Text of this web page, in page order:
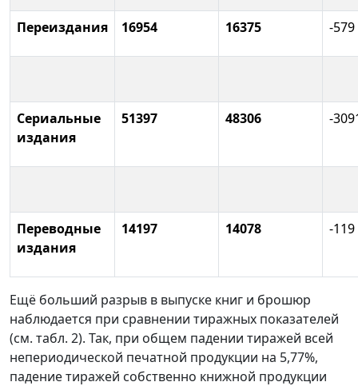
Переиздания 16954 16375 -579
Сериальные
издания
51397 48306 -
Переводные
издания
14197 14078 -119
Ещё больший разрыв в выпуске книг и брошюр
наблюдается при сравнении тиражных показателей
(см. табл. 2). Так, при общем падении тиражей всей
непериодической печатной продукции на 5,77%,
падение тиражей собственно книжной продукции